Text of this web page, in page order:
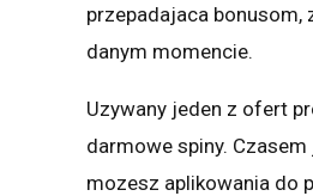
przepadajaca
danym momencie.
Uzywany jeden z ofert
darmowe spiny.
mozesz aplikowania do